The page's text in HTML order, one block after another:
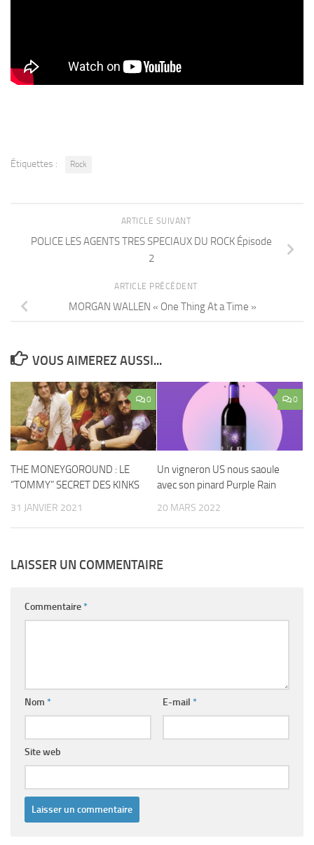
Étiquettes : Rock
ARTICLE SUIVANT
POLICE LES AGENTS TRES SPECIAUX DU ROCK Épisode
2
ARTICLE PRÉCÉDENT
MORGAN WALLEN « One Thing At a Time »
VOUS AIMEREZ AUSSI...
0
THE MONEYGOROUND : LE
“TOMMY” SECRET DES KINKS
31 JANVIER 2021
0
Un vigneron US nous saoule
avec son pinard Purple Rain
20 MARS 2022
LAISSER UN COMMENTAIRE
Commentaire*
Nom * E-mail *
Site web